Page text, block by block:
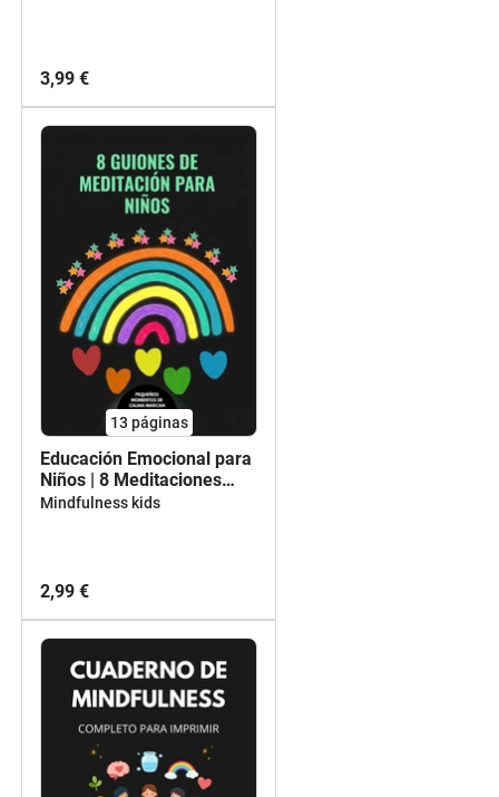
3,99 €
13 páginas
Educación Emocional para
Niños | 8 Meditaciones
Guiadas para el Aula |
Mindfulness kids
2,99 €